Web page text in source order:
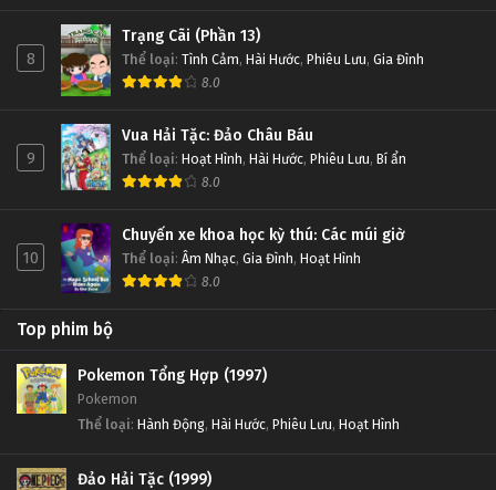
8
Trạng Cãi (Phần 13)
Thể loại: Tình Cảm, Hài Hước, Phiêu Lưu, Gia Đình
8.0
9
Vua Hải Tặc: Đảo Châu Báu
Thể loại: Hoạt Hình, Hài Hước, Phiêu Lưu, Bí ẩn
8.0
10
Chuyến xe khoa học kỳ thú: Các múi giờ
Thể loại: Âm Nhạc, Gia Đình, Hoạt Hình
8.0
Top phim bộ
Pokemon Tổng Hợp (1997)
Pokemon
Thể loại: Hành Động, Hài Hước, Phiêu Lưu, Hoạt Hình
Đảo Hải Tặc (1999)